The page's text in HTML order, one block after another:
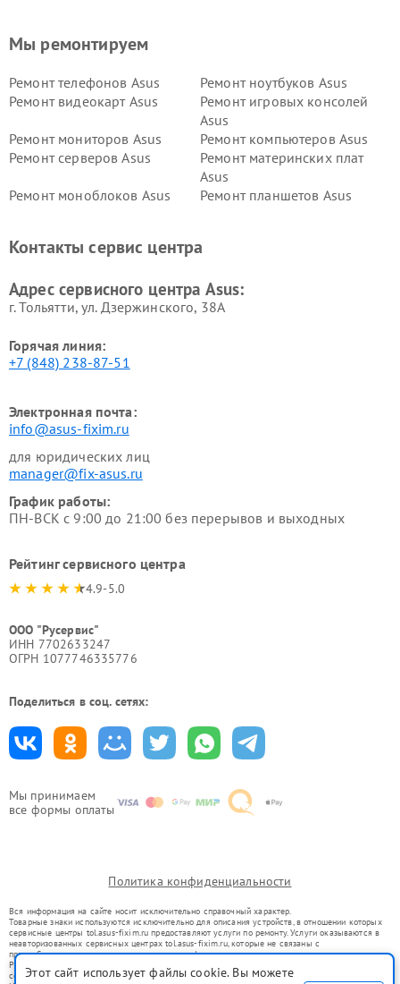
Мы принимаем
все формы оплаты
Мы ремонтируем
Ремонт телефонов Asus
Ремонт ноутбуков Asus
Ремонт видеокарт Asus
Ремонт игровых консолей
Asus
Ремонт мониторов Asus
Ремонт компьютеров Asus
Ремонт серверов Asus
Ремонт материнских плат
Asus
Ремонт моноблоков Asus
Ремонт планшетов Asus
Контакты сервис центра
Адрес сервисного центра Asus:
г. Тольятти, ул. Дзержинского, 38А
Горячая линия:
+7 (848) 238-87-51
Электронная почта:
info@asus-fixim.ru
для юридических лиц
manager@fix-asus.ru
График работы:
ПН-ВСК с 9:00 до 21:00 без перерывов и выходных
Рейтинг сервисного центра
4.9-5.0
ООО "Русервис"
ИНН 7702633247
ОГРН 1077746335776
Поделиться в соц. сетях:
Политика конфиденциальности
Вся информация на сайте носит исключительно справочный характер.
Товарные знаки используются исключительно для описания устройств, в отношении которых
сервисные центры tol.asus-fixim.ru предоставляют услуги по ремонту. Услуги оказываются в
неавторизованных сервисных центрах tol.asus-fixim.ru, которые не связаны с
правообладателями товарных знаков или их официальными представителями.
Ремонт осуществляется для устройств, уже введенных в гражданский оборот в соответствии
со статьей 1487 ГК РФ.
Этот сайт использует файлы cookie. Вы можете